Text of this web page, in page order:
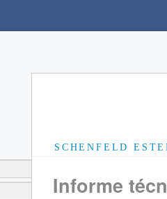
SCHENFELD
Informe